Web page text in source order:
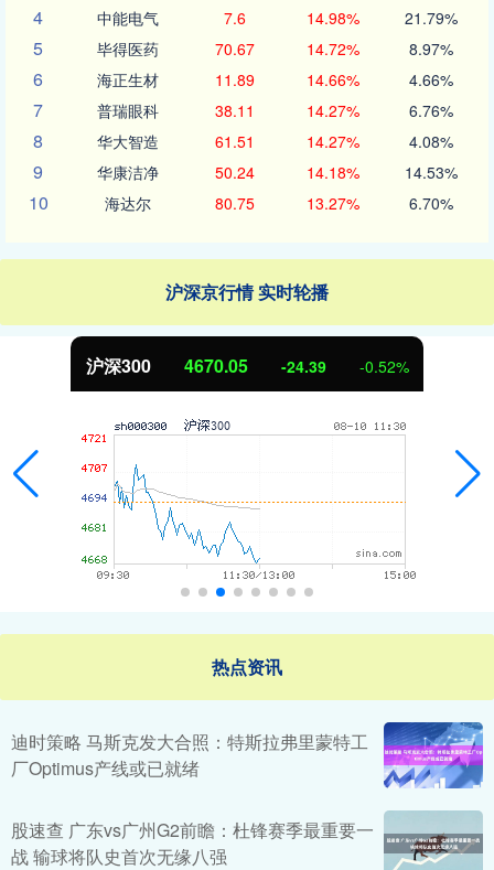
4 中能电气 7.6 14.98% 21.79%
5 毕得医药 70.67 14.72% 8.97%
6 海正生材 11.89 14.66% 4.66%
7 普瑞眼科 38.11 14.27% 6.76%
8 华大智造 61.51 14.27% 4.08%
9 华康洁净 50.24 14.18% 14.53%
10 海达尔 80.75 13.27% 6.70%
沪深京行情 实时轮播
北证50 1125.45 -8.79
热点资讯
迪时策略 马斯克发大合照：特斯拉弗里蒙特工
厂Optimus产线或已就绪
股速查 广东vs广州G2前瞻：杜锋赛季最重要一
战 输球将队史首次无缘八强